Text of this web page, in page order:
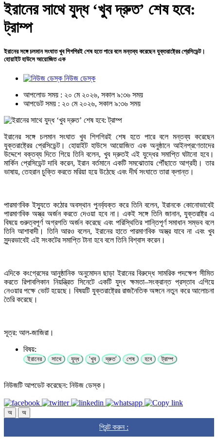
ইরানের সাথে যুদ্ধ ‘খুব দ্রুত’ শেষ হবে:
ট্রাম্প
ইরানের সঙ্গে চলমান সংঘাত খুব শিগগিরই শেষ হতে পারে বলে মন্তব্য করেছেন যুক্তরাষ্ট্রের প্রেসিডেন্ট।
হোয়াইট হাউসে আয়োজিত এক
নিউজ ডেস্ক
আপলোড সময় : ২০ মে ২০২৬, সকাল ৯:৩৬ সময়
আপডেট সময় : ২০ মে ২০২৬, সকাল ৯:৩৬ সময়
ইরানের সঙ্গে চলমান সংঘাত খুব শিগগিরই শেষ হতে পারে বলে মন্তব্য করেছেন
যুক্তরাষ্ট্রের প্রেসিডেন্ট। হোয়াইট হাউসে আয়োজিত এক অনুষ্ঠানে আইনপ্রণেতাদের
উদ্দেশে বক্তব্য দিতে গিয়ে তিনি বলেন, খুব দ্রুতই এই যুদ্ধের সমাপ্তি ঘটানো হবে।
মার্কিন প্রেসিডেন্ট দাবি করেন, ইরান বর্তমানে একটি সমঝোতায় পৌঁছাতে আগ্রহী। তার
ভাষায়, তেহরান চুক্তি করতে মরিয়া হয়ে উঠেছে এবং দীর্ঘ সংঘাতে তারা ক্লান্ত।
পারমাণবিক ইস্যুতে কঠোর অবস্থান পুনর্ব্যক্ত করে তিনি বলেন, ইরানকে কোনোভাবেই
পারমাণবিক অস্ত্র অর্জন করতে দেওয়া হবে না। একই সঙ্গে তিনি জানান, যুক্তরাষ্ট্র এ
বিষয়ে গুরুত্বপূর্ণ অগ্রগতি অর্জন করেছে এবং পরিস্থিতির শান্তিপূর্ণ সমাধান সম্ভব বলে
তিনি আশাবাদী। তিনি আরও বলেন, ইরানের হাতে পারমাণবিক অস্ত্র যাবে না এবং খুব
সুন্দরভাবেই এই সংকটের সমাপ্তি টানা হবে বলে তিনি বিশ্বাস করেন।
এদিকে কংগ্রেসের আনুষ্ঠানিক অনুমোদন ছাড়া ইরানের বিরুদ্ধে সামরিক পদক্ষেপ সীমিত
করতে রিপাবলিকান নিয়ন্ত্রিত সিনেটে একটি যুদ্ধ ক্ষমতা–সংক্রান্ত প্রস্তাব এগিয়ে
নেওয়ার পক্ষে ভোট হয়েছে। বিষয়টি যুক্তরাষ্ট্রের রাজনৈতিক অঙ্গনে নতুন করে আলোচনা
তৈরি করেছে।
সূত্র: আল-জাজিরা।
বিষয়:
ইরানের সাথে যুদ্ধ ‘খুব দ্রুত’ শেষ হবে ট্রাম্প
নিউজটি আপডেট করেছেন: নিউজ ডেস্ক।
অ অ
প্রিন্ট করুন :